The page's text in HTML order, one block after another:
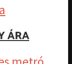
ÁRA